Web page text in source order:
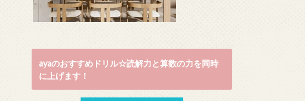
ayaのおすすめドリル☆読解力と算数の力を同時
に上げます！